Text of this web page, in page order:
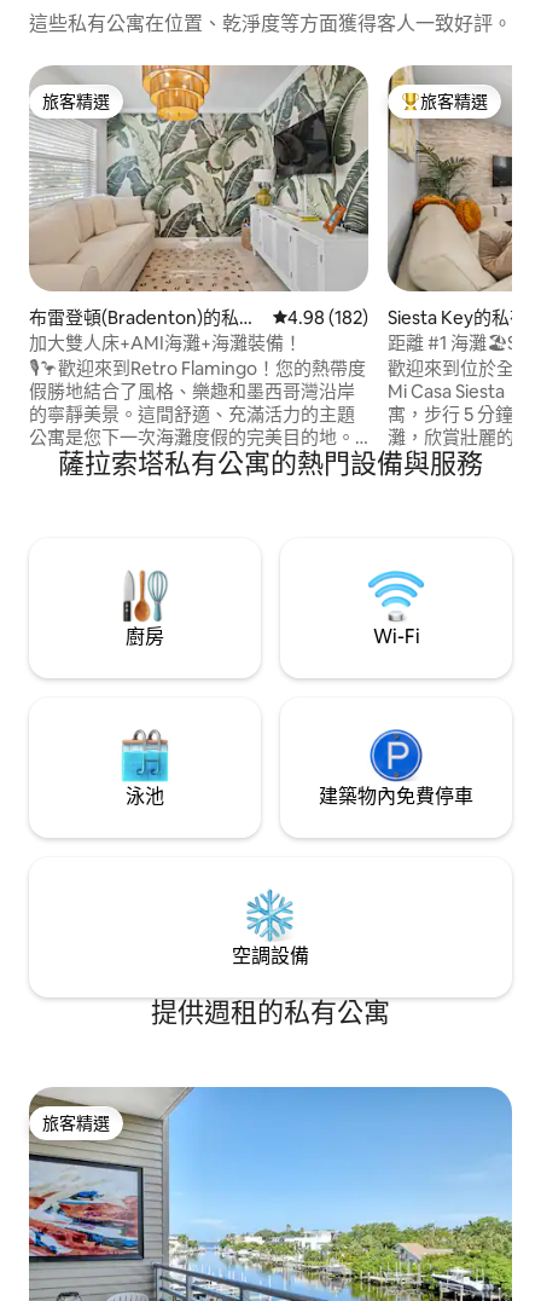
這些私有公寓在位置、乾淨度等方面獲得客人一致好評。
旅客精選
旅客精選
布雷登頓(Bradenton)的私有
公寓
從 182 則評價中獲得 4.98 的平均
4.98 (182)
加大雙人床+AMI海灘+海灘裝備！
🎙️🦩歡迎來到Retro Flamingo！您的熱帶度
假勝地結合了風格、樂趣和墨西哥灣沿岸
的寧靜美景。這間舒適、充滿活力的主題
公寓是您下一次海灘度假的完美目的地。
步行即可抵達帕爾馬索拉海灘堤道
（Palma Sola Beach Causeway），您可
分鐘！在這個復古的「舊佛羅里達」主題
公寓中好好放鬆身心！
旅客精選榜首
旅客精選
Siesta Key的私有
距離 #1 海灘
藏瑰寶
歡迎來到位於全國
Mi Casa Siesta！
寓，步行 5 分鐘即
灘，欣賞壯麗的日
酒吧、皮艇和噴射
預訂月租住宿。 體驗這個現代綠洲： • 時
薩拉索塔私有公寓的熱門設備與服務
廚房 Wi-Fi
泳池 建築物內免費停車
空調設備
提供週租的私有公寓
旅客精選
旅客精選